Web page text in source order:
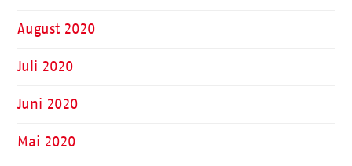
August 2020
Juli 2020
Juni 2020
Mai 2020